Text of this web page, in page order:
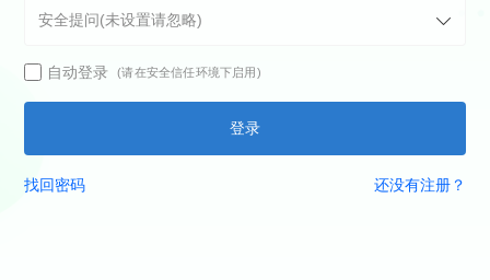
自动登录 (请在安全信任环境下启用)
登录
找回密码 还没有注册？